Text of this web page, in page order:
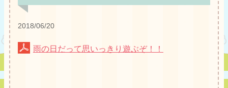
2018/06/20
雨の日だって思いっきり遊ぶぞ！！